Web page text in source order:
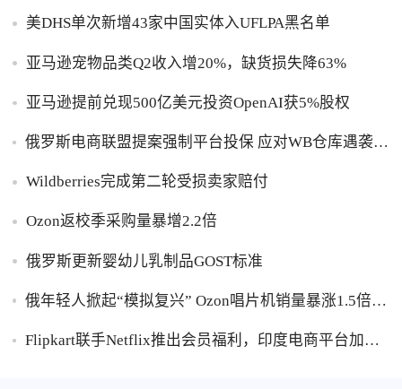
美DHS单次新增43家中国实体入UFLPA黑名单
亚马逊宠物品类Q2收入增20%，缺货损失降63%
亚马逊提前兑现500亿美元投资OpenAI获5%股权
俄罗斯电商联盟提案强制平台投保 应对WB仓库遇袭卖
Wildberries完成第二轮受损卖家赔付
Ozon返校季采购量暴增2.2倍
俄罗斯更新婴幼儿乳制品GOST标准
俄年轻人掀起“模拟复兴” Ozon唱片机销量暴涨1.5倍黑
Flipkart联手Netflix推出会员福利，印度电商平台加码